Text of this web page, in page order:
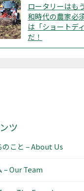
ロータリーはも
和時代の農家必
は「ショートデ
だ！
ツ
のこと – About Us
– Our Team